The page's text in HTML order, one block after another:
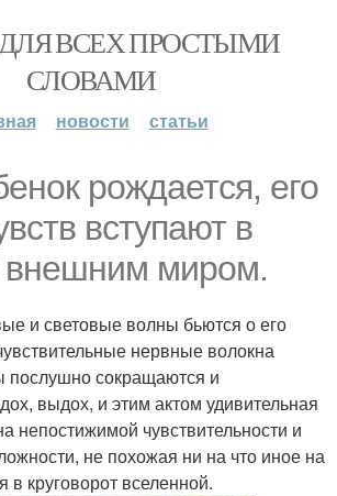
ВСЕХ ПРОСТЫМИ
СЛОВАМИ
новости статьи
рождается, его
вступают в
внешним миром.
и световые волны бьются о его
нервные волокна
сокращаются и
выдох, и этим актом удивительная
непостижимой чувствительности и
не похожая ни на что иное на
в круговорот вселенной.